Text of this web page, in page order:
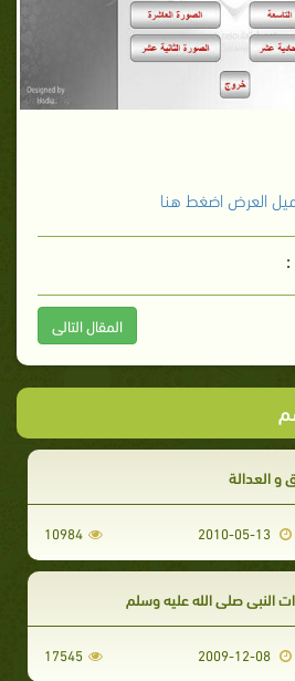
العرض اضغط هنا
المقال التالى
و العدالة
10984
النبي صلى الله عليه وسلم
17545